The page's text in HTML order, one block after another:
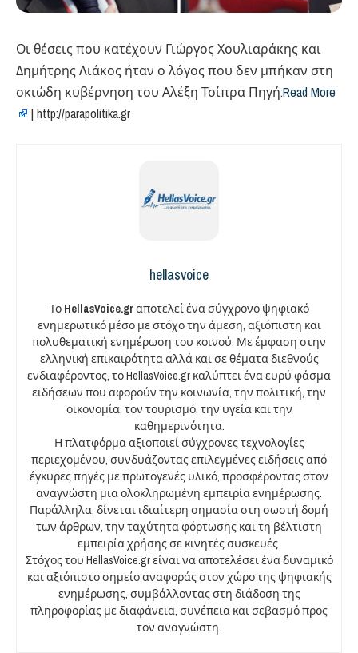
Οι θέσεις που κατέχουν Γιώργος Χουλιαράκης και
Δημήτρης Λιάκος ήταν ο λόγος που δεν μπήκαν στη
σκιώδη κυβέρνηση του Αλέξη Τσίπρα Πηγή:Read More
| http://parapolitika.gr
hellasvoice
Το HellasVoice.grαποτελεί ένα σύγχρονο ψηφιακό
ενημερωτικό μέσο με στόχο την άμεση, αξιόπιστη και
πολυθεματική ενημέρωση του κοινού. Με έμφαση στην
ελληνική επικαιρότητα αλλά και σε θέματα διεθνούς
ενδιαφέροντος, το HellasVoice.gr καλύπτει ένα ευρύ φάσμα
ειδήσεων που αφορούν την κοινωνία, την πολιτική, την
οικονομία, τον τουρισμό, την υγεία και την
καθημερινότητα.
Η πλατφόρμα αξιοποιεί σύγχρονες τεχνολογίες
περιεχομένου, συνδυάζοντας επιλεγμένες ειδήσεις από
έγκυρες πηγές με πρωτογενές υλικό, προσφέροντας στον
αναγνώστη μια ολοκληρωμένη εμπειρία ενημέρωσης.
Παράλληλα, δίνεται ιδιαίτερη σημασία στη σωστή δομή
των άρθρων, την ταχύτητα φόρτωσης και τη βέλτιστη
εμπειρία χρήσης σε κινητές συσκευές.
Στόχος του HellasVoice.gr είναι να αποτελέσει ένα δυναμικό
και αξιόπιστο σημείο αναφοράς στον χώρο της ψηφιακής
ενημέρωσης, συμβάλλοντας στη διάδοση της
πληροφορίας με διαφάνεια, συνέπεια και σεβασμό προς
τον αναγνώστη.